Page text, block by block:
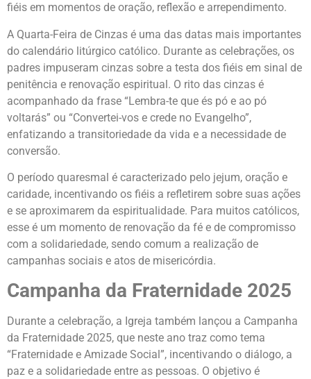
fiéis em momentos de oração, reflexão e arrependimento.
A Quarta-Feira de Cinzas é uma das datas mais importantes
do calendário litúrgico católico. Durante as celebrações, os
padres impuseram cinzas sobre a testa dos fiéis em sinal de
penitência e renovação espiritual. O rito das cinzas é
acompanhado da frase “Lembra-te que és pó e ao pó
voltarás” ou “Convertei-vos e crede no Evangelho”,
enfatizando a transitoriedade da vida e a necessidade de
conversão.
O período quaresmal é caracterizado pelo jejum, oração e
caridade, incentivando os fiéis a refletirem sobre suas ações
e se aproximarem da espiritualidade. Para muitos católicos,
esse é um momento de renovação da fé e de compromisso
com a solidariedade, sendo comum a realização de
campanhas sociais e atos de misericórdia.
Campanha da Fraternidade 2025
Durante a celebração, a Igreja também lançou a Campanha
da Fraternidade 2025, que neste ano traz como tema
“Fraternidade e Amizade Social”, incentivando o diálogo, a
paz e a solidariedade entre as pessoas. O objetivo é